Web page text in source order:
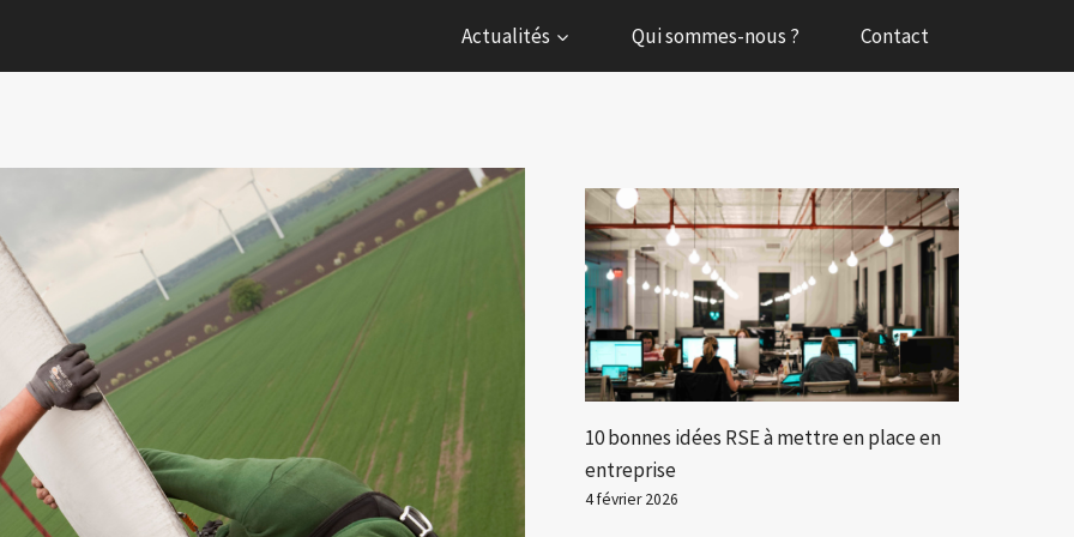
Actualités Qui sommes-nous ? Contact
10 bonnes idées RSE à mettre en place en
entreprise
4 février 2026